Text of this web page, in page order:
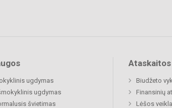
ugdymas
ugdymas
švietimas
Ataskaitos
Biudžeto
Finansinių
Lėšos